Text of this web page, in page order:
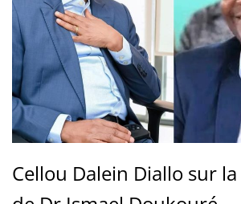
Cellou Dalein Diallo sur